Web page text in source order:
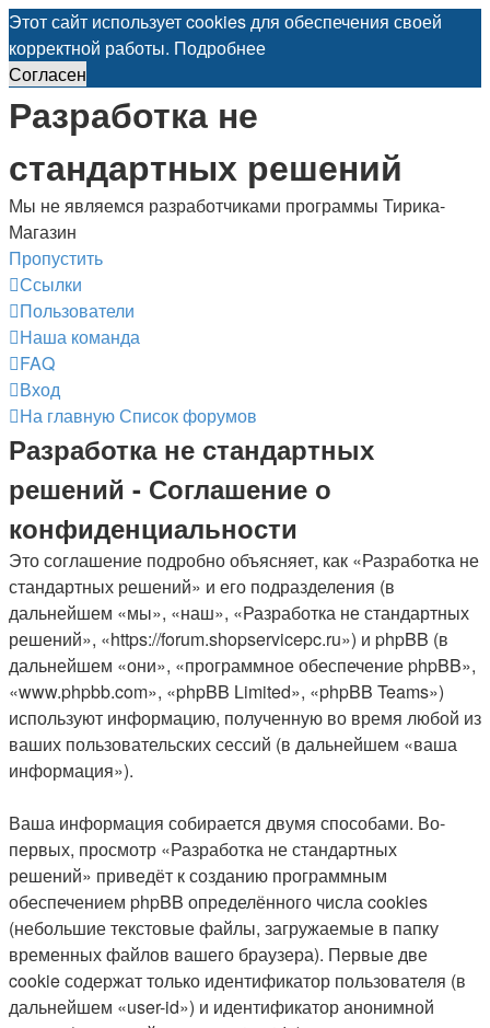
Этот сайт использует cookies для обеспечения своей
корректной работы. Подробнее
Согласен
Разработка не
стандартных решений
Мы не являемся разработчиками программы Тирика-
Магазин
Пропустить
Ссылки
Пользователи
Наша команда
FAQ
Вход
На главнуюСписок форумов
Разработка не стандартных
решений - Соглашение о
конфиденциальности
Это соглашение подробно объясняет, как «Разработка не
стандартных решений» и его подразделения (в
дальнейшем «мы», «наш», «Разработка не стандартных
решений», «https://forum.shopservicepc.ru») и phpBB (в
дальнейшем «они», «программное обеспечение phpBB»,
«www.phpbb.com», «phpBB Limited», «phpBB Teams»)
используют информацию, полученную во время любой из
ваших пользовательских сессий (в дальнейшем «ваша
информация»).
Ваша информация собирается двумя способами. Во-
первых, просмотр «Разработка не стандартных
решений» приведёт к созданию программным
обеспечением phpBB определённого числа cookies
(небольшие текстовые файлы, загружаемые в папку
временных файлов вашего браузера). Первые две
cookie содержат только идентификатор пользователя (в
дальнейшем «user-id») и идентификатор анонимной